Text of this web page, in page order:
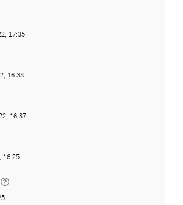
17:35
16:38
16:37
16:25